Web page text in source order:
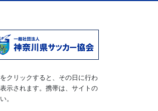
クリックすると、その日に行わ
示されます。携帯は、サイトの
。